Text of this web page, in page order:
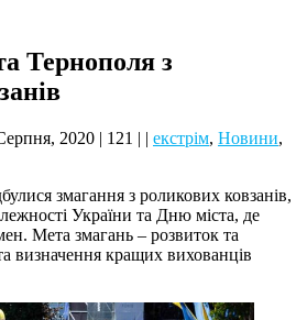
Тернополя з
2020 | 121 | | екстрім, Новини,
змагання з роликових ковзанів,
України та Дню міста, де
Мета змагань – розвиток та
визначення кращих вихованців